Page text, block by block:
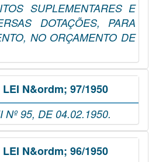
SUPLEMENTARES E
DOTAÇÕES, PARA
NO ORÇAMENTO DE
LEI N&ordm; 97/1950
Nº 95, DE 04.02.1950.
LEI N&ordm; 96/1950